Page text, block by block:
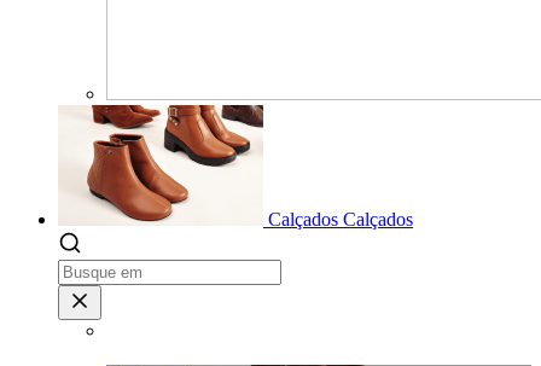
Calçados Calçados